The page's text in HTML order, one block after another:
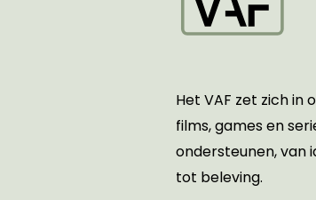
Het VAF zet zich in
films, games en
ondersteunen, van
tot beleving.